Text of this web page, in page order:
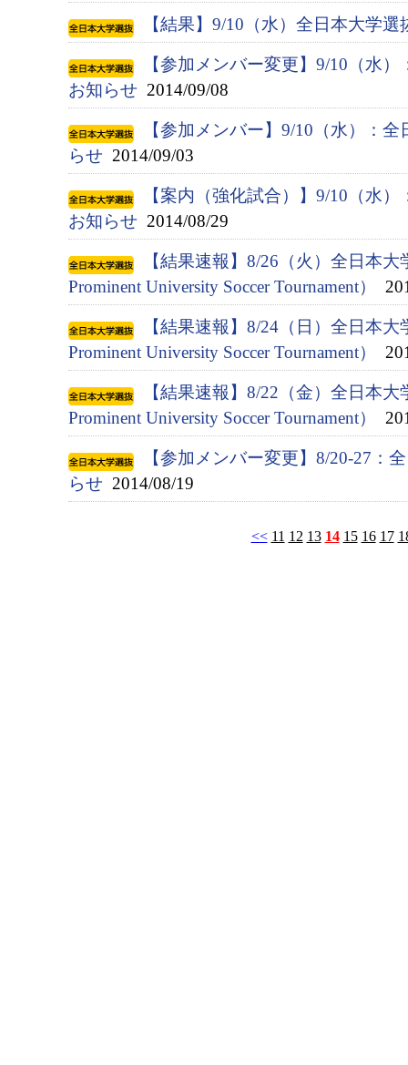
【結果】9/10（水）全日本大学
【参加メンバー変更】9/10（水
お知らせ 2014/09/08
【参加メンバー】9/10（水）：
らせ 2014/09/03
【案内（強化試合）】9/10（水
お知らせ 2014/08/29
【結果速報】8/26（火）全日本
Prominent University Soccer Tournament）
【結果速報】8/24（日）全日本
Prominent University Soccer Tournament）
【結果速報】8/22（金）全日本
Prominent University Soccer Tournament）
【参加メンバー変更】8/20-27：
らせ 2014/08/19
<< 11 12 13 14 15 16 17